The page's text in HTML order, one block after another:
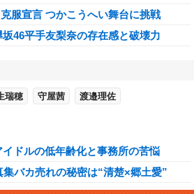
服宣言 つかこうへい舞台に挑戦
46平手友梨奈の存在感と破壊力
瑞穂 守屋茜 渡邉理佐
ドルの低年齢化と事務所の苦悩
集バカ売れの秘密は“清楚×郷土愛”